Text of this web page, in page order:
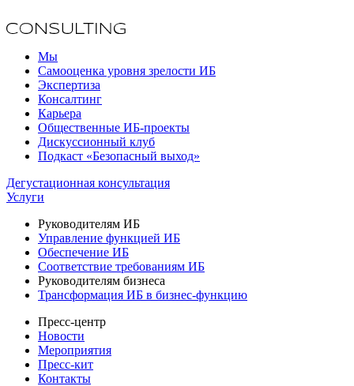
Мы
Самооценка уровня зрелости ИБ
Экспертиза
Консалтинг
Карьера
Общественные ИБ-проекты
Дискуссионный клуб
Подкаст «Безопасный выход»
Дегустационная консультация
Услуги
Руководителям ИБ
Управление функцией ИБ
Обеспечение ИБ
Соответствие требованиям ИБ
Руководителям бизнеса
Трансформация ИБ в бизнес-функцию
Пресс-центр
Новости
Мероприятия
Пресс-кит
Контакты